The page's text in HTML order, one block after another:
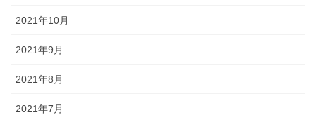
2021年10月
2021年9月
2021年8月
2021年7月